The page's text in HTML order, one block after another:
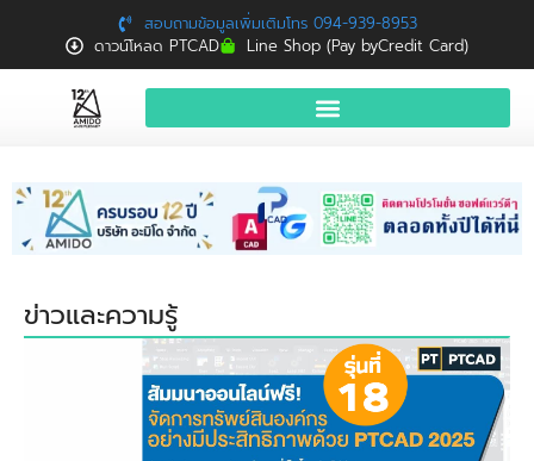
สอบถามข้อมูลเพิ่มเติมโทร 094-939-8953
ดาวน์โหลด PTCAD
Line Shop (Pay byCredit Card)
สินค้าและบริการ
จองอบรมฟรี
Download
ติดต่อเรา
ข่าวและความรู้